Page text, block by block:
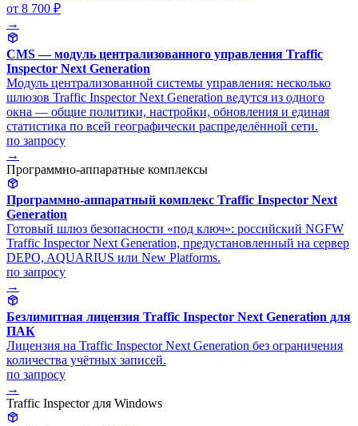
от 8 700 ₽
→
CMS — модуль централизованного управления Traffic
Inspector Next Generation
Модуль централизованной системы управления: несколько
шлюзов Traffic Inspector Next Generation ведутся из одного
окна — общие политики, настройки, обновления и единая
статистика по всей географически распределённой сети.
по запросу
→
Программно-аппаратные комплексы
Программно-аппаратный комплекс Traffic Inspector Next
Generation
Готовый шлюз безопасности «под ключ»: российский NGFW
Traffic Inspector Next Generation, предустановленный на сервер
DEPO, AQUARIUS или New Platforms.
по запросу
→
Безлимитная лицензия Traffic Inspector Next Generation для
ПАК
Лицензия на Traffic Inspector Next Generation без ограничения
количества учётных записей.
по запросу
→
Traffic Inspector для Windows